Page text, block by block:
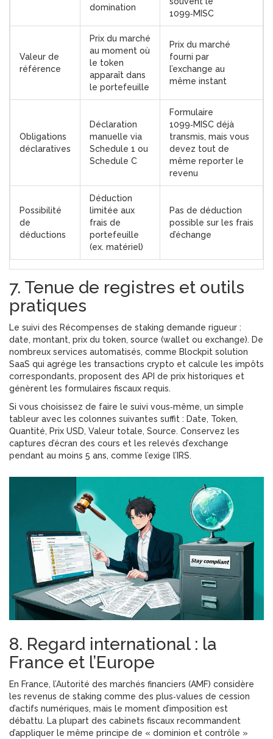
domination
1099‑MISC
Valeur de
référence
Prix du marché
au moment où
le token
apparaît dans
le portefeuille
Prix du marché
fourni par
l’exchange au
même instant
Obligations
déclaratives
Déclaration
manuelle via
Schedule 1 ou
Schedule C
Formulaire
1099‑MISC déjà
transmis, mais vous
devez tout de
même reporter le
revenu
Possibilité
de
déductions
Déduction
limitée aux
frais de
portefeuille
(ex. matériel)
Pas de déduction
possible sur les frais
d’échange
7. Tenue de registres et outils
pratiques
Le suivi des Récompenses de staking demande rigueur :
date, montant, prix du token, source (wallet ou exchange). De
nombreux services automatisés, comme Blockpit solution
SaaS qui agrége les transactions crypto et calcule les impôts
correspondants, proposent des API de prix historiques et
génèrent les formulaires fiscaux requis.
Si vous choisissez de faire le suivi vous‑même, un simple
tableur avec les colonnes suivantes suffit : Date, Token,
Quantité, Prix USD, Valeur totale, Source. Conservez les
captures d’écran des cours et les relevés d’exchange
pendant au moins 5 ans, comme l’exige l’IRS.
8. Regard international : la
France et l’Europe
En France, l’Autorité des marchés financiers (AMF) considère
les revenus de staking comme des plus‑values de cession
d’actifs numériques, mais le moment d’imposition est
débattu. La plupart des cabinets fiscaux recommandent
d’appliquer le même principe de « dominion et contrôle »